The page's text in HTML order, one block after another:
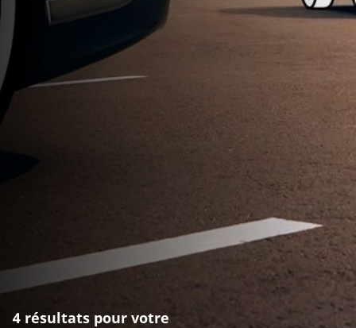
4 résultats pour votre